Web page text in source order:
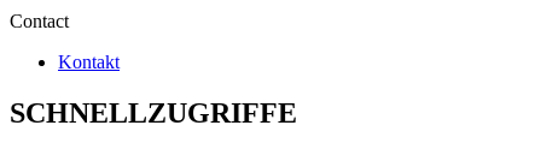
Contact
Kontakt
SCHNELLZUGRIFFE